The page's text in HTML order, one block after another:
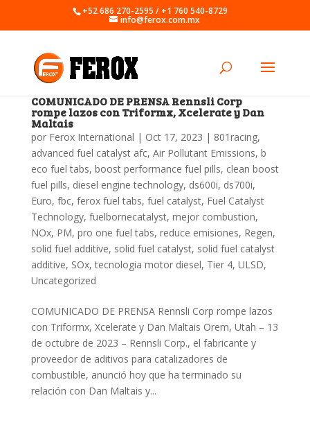
+52 686 270-2595 / +1 760 540-8729
info@ferox.com.mx
COMUNICADO DE PRENSA Rennsli Corp
rompe lazos con Triformx, Xcelerate y Dan
Maltais
por Ferox International | Oct 17, 2023 | 801racing,
advanced fuel catalyst afc, Air Pollutant Emissions, b
eco fuel tabs, boost performance fuel pills, clean boost
fuel pills, diesel engine technology, ds600i, ds700i,
Euro, fbc, ferox fuel tabs, fuel catalyst, Fuel Catalyst
Technology, fuelbornecatalyst, mejor combustion,
NOx, PM, pro one fuel tabs, reduce emisiones, Regen,
solid fuel additive, solid fuel catalyst, solid fuel catalyst
additive, SOx,tecnologia motor diesel, Tier 4, ULSD,
Uncategorized
COMUNICADO DE PRENSA Rennsli Corp rompe lazos
con Triformx, Xcelerate y Dan Maltais Orem, Utah – 13
de octubre de 2023 – Rennsli Corp., el fabricante y
proveedor de aditivos para catalizadores de
combustible, anunció hoy que ha terminado su
relación con Dan Maltais y...